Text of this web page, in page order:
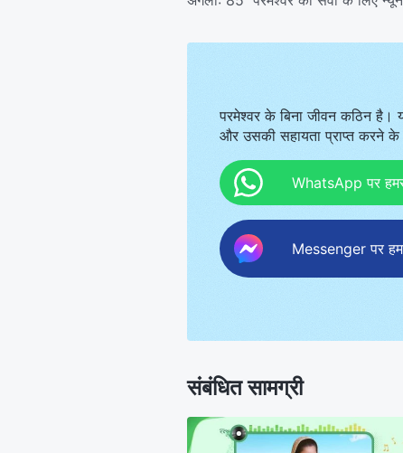
परमेश्वर के बिना जीवन कठिन है।
और उसकी सहायता प्राप्त करने
WhatsApp पर
Messenger पर
संबंधित सामग्री